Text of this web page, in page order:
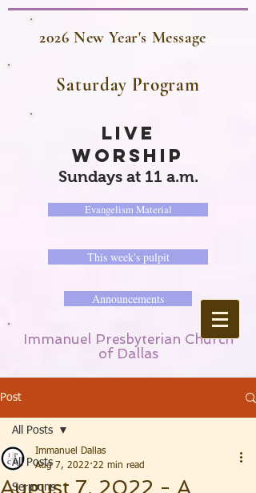
2026 New Year's Message
Saturday Program
LIVE
WORSHIP
Sundays at 11 a.m.
Evangelism Material
This week's pulpit
Announcements
Immanuel Presbyterian Church
of Dallas
Post
All Posts
Sermons
All Posts
August 7, 2022 - A
Immanuel Dallas
Aug 7, 2022 22 min read